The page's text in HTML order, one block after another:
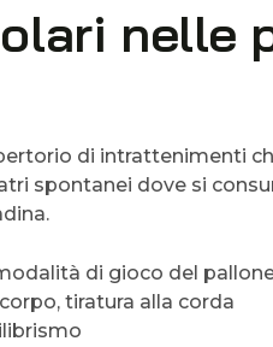
nelle
di intrattenimenti
spontanei dove si
di gioco del
tiratura alla corda